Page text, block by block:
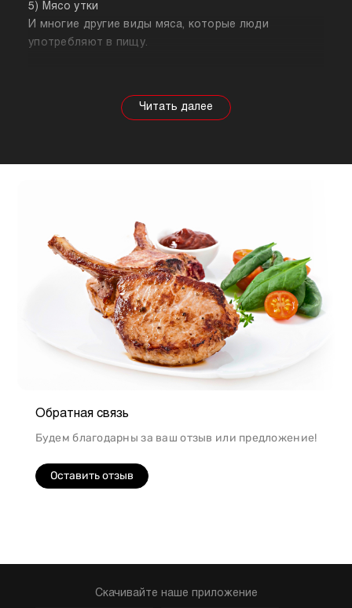
5) Мясо утки
И многие другие виды мяса, которые люди
употребляют в пищу.
полезных свойствах. Важно понимать, что в
зависимости от животного свойства продукта
подходит для шашлыка, а мясо перепела отлично
Обратная связь
Будем благодарны за ваш отзыв или предложение!
Оставить отзыв
Скачивайте наше приложение